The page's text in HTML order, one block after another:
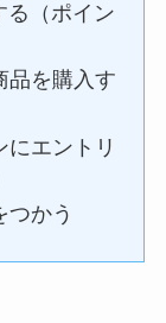
る（ポイン
品を購入す
にエントリ
つかう